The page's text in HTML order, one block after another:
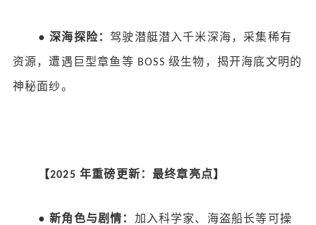
● 深海探险：驾驶潜艇潜入千米深海，采集稀有
资源，遭遇巨型章鱼等 BOSS级生物，揭开海底文明的
神秘面纱。
【2025 年重磅更新：最终章亮点】
● 新角色与剧情： 加入科学家、海盗船长等可操